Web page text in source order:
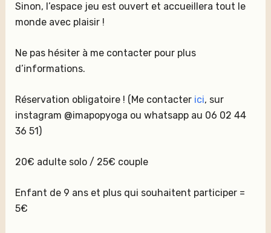
Sinon, l’espace jeu est ouvert et accueillera tout le
monde avec plaisir !
Ne pas hésiter à me contacter pour plus
d’informations.
Réservation obligatoire ! (Me contacter ici, sur
instagram @imapopyoga ou whatsapp au 06 02 44
36 51)
20€ adulte solo / 25€ couple
Enfant de 9 ans et plus qui souhaitent participer =
5€